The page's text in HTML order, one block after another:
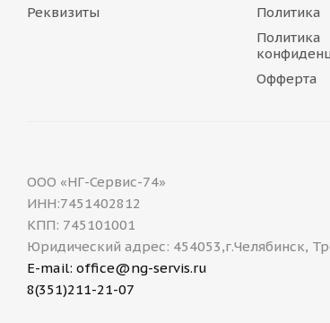
Реквизиты
Политика
Политика
Офферта
ООО «НГ-Сервис-74»
ИНН:7451402812
КПП: 745101001
Юридический адрес: 454053,г.Челябинск,
E-mail: office@ng-servis.ru
8(351)211-21-07